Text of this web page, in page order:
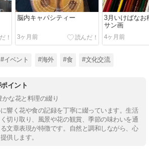
脳内キャパシティー
3ヶ月前
3月いけばなお
サン画
4ヶ月前
#イベント #海外 #食 #文化交流
イント
かな花と料理の綴り
響く花や食の記録を丁寧に綴っています。生活
切り取り、風景や花の観賞、季節の味わいを通
文章表現が特徴です。自然と調和しながら、心
供します。